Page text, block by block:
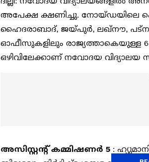
അപേക്ഷ ക്ഷണിച്ചു. നോയ്ഡയിലെ
ഹൈദരാബാദ്, ജയ്പുര്‍, ലഖ്‌നൗ,
ഓഫീസുകളിലും രാജ്യത്താകെയുള്ള
ഒഴിവിലേക്കാണ് നവോദയ വിദ്യാലയ
അസിസ്റ്റന്റ് കമ്മിഷണര്‍ 5 :